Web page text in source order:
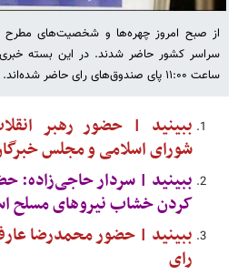
از صبح امروز چهره‌ها و شخصیت‌های مطرح
سراسر کشور حاضر شدند. در این بسته خبری
ساعت ۱۱:۰۰ پای صندوق‌های رای حاضر شده‌اند.
ببینید | حضور رهبر
شورای اسلامی و مجلس
ببینید | سردار حاجی‌زاده:
کردن خشاب نیروهای مسلح
ببینید | حضور محمدرضا
رای